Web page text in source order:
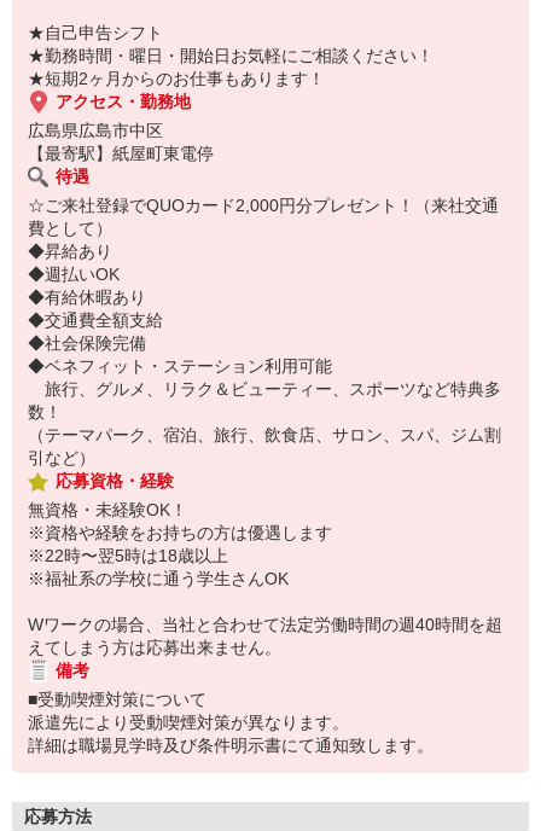
「すぐに働けるところはないかな…」
そんな方もぜひ！お気軽にご連絡ください♪
★自己申告シフト
★勤務時間・曜日・開始日お気軽にご相談ください！
★短期2ヶ月からのお仕事もあります！
アクセス・勤務地
広島県広島市中区
【最寄駅】紙屋町東電停
待遇
☆ご来社登録でQUOカード2,000円分プレゼント！（来社交通
費として）
◆昇給あり
◆週払いOK
◆有給休暇あり
◆交通費全額支給
◆社会保険完備
◆ベネフィット・ステーション利用可能
旅行、グルメ、リラク＆ビューティー、スポーツなど特典多
数！
（テーマパーク、宿泊、旅行、飲食店、サロン、スパ、ジム割
引など）
応募資格・経験
無資格・未経験OK！
※資格や経験をお持ちの方は優遇します
※22時〜翌5時は18歳以上
※福祉系の学校に通う学生さんOK
Wワークの場合、当社と合わせて法定労働時間の週40時間を超
えてしまう方は応募出来ません。
備考
■受動喫煙対策について
派遣先により受動喫煙対策が異なります。
詳細は職場見学時及び条件明示書にて通知致します。
応募方法